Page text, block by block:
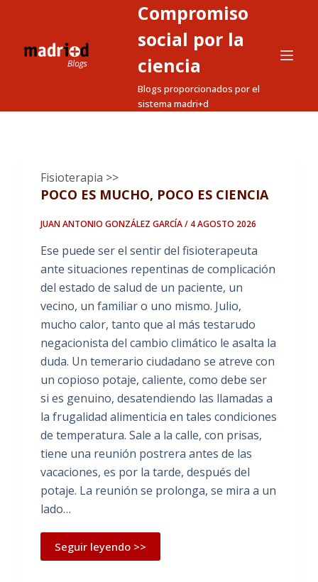
r
Compromiso
social por la
ciencia
Blogs proporcionados por el
sistema madri+d
Fisioterapia >>
POCO ES MUCHO, POCO ES CIENCIA
JUAN ANTONIO GONZÁLEZ GARCÍA / 4 AGOSTO 2026
Ese puede ser el sentir del fisioterapeuta
ante situaciones repentinas de complicación
del estado de salud de un paciente, un
vecino, un familiar o uno mismo. Julio,
mucho calor, tanto que al más testarudo
negacionista del cambio climático le asalta la
duda. Un temerario ciudadano se atreve con
un copioso potaje, caliente, como debe ser
si es genuino, desatendiendo las llamadas a
la frugalidad alimenticia en tales condiciones
de temperatura. Sale a la calle, con prisas,
tiene una reunión postrera antes de las
vacaciones, es por la tarde, después del
potaje. La reunión se prolonga, se mira a un
lado…
Seguir leyendo >>